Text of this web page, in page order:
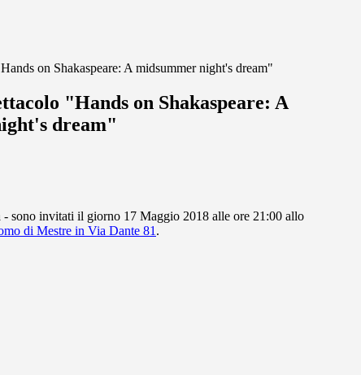
on Shakaspeare: A midsummer night's dream"
"Hands on Shakaspeare: A
dream"
- sono invitati il giorno 17 Maggio 2018 alle ore 21:00 allo
di Mestre in Via Dante 81 .